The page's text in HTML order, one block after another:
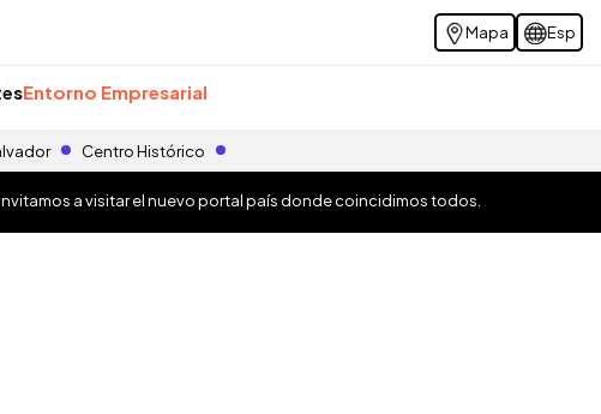
Mapa Esp
Entorno Empresarial
Centro Histórico
invitamos a visitar el nuevo portal país donde coincidimos todos.